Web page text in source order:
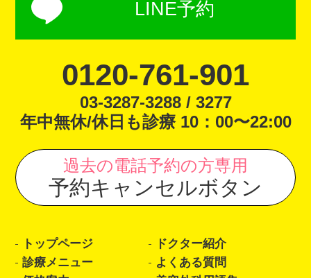
LINE予約
0120-761-901
03-3287-3288 / 3277
年中無休/休日も診療 10：00〜22:00
過去の電話予約の方専用
予約キャンセルボタン
トップページ
ドクター紹介
診療メニュー
よくある質問